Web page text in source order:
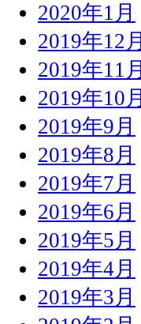
2020年1月
2019年12月
2019年11月
2019年10月
2019年9月
2019年8月
2019年7月
2019年6月
2019年5月
2019年4月
2019年3月